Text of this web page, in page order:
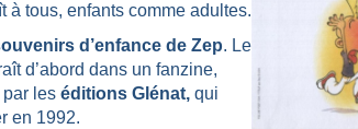
à tous, enfants comme adultes.
d’enfance de Zep. Le
d’abord dans un fanzine,
par les éditions Glénat, qui
en 1992.